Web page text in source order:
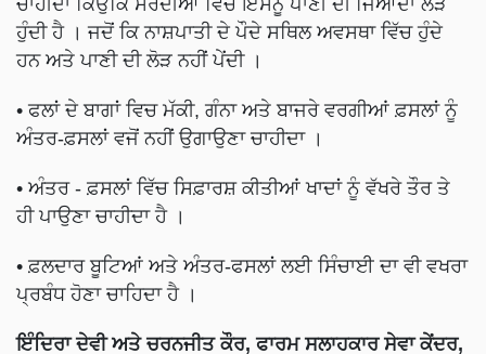
ਚਾਹੀਦਾ ਕਿਉਂਕਿ ਸਰਦੀਆਂ ਵਿੱਚ ਇਸਨੂ ਪਾਣੀ ਦੀ ਜਿਆਦਾ ਲੋੜ
ਹੁੰਦੀ ਹੈ । ਜਦੋਂ ਕਿ ਨਾਸ਼ਪਾਤੀ ਦੇ ਪੌਦੇ ਸਥਿਲ ਅਵਸਥਾ ਵਿੱਚ ਹੁੰਦੇ
ਹਨ ਅਤੇ ਪਾਣੀ ਦੀ ਲੋੜ ਨਹੀਂ ਪੇਂਦੀ ।
• ਫਲਾਂ ਦੇ ਬਾਗਾਂ ਵਿਚ ਮੱਕੀ, ਗੰਨਾ ਅਤੇ ਬਾਜਰੇ ਵਰਗੀਆਂ ਫ਼ਸਲਾਂ ਨੂੰ
ਅੰਤਰ-ਫ਼ਸਲਾਂ ਵਜੋਂ ਨਹੀਂ ਉਗਾਉਣਾ ਚਾਹੀਦਾ ।
• ਅੰਤਰ - ਫ਼ਸਲਾਂ ਵਿੱਚ ਸਿਫ਼ਾਰਸ਼ ਕੀਤੀਆਂ ਖਾਦਾਂ ਨੂੰ ਵੱਖਰੇ ਤੌਰ ਤੇ
ਹੀ ਪਾਉਣਾ ਚਾਹੀਦਾ ਹੈ ।
• ਫ਼ਲਦਾਰ ਬੂਟਿਆਂ ਅਤੇ ਅੰਤਰ-ਫਸਲਾਂ ਲਈ ਸਿੰਚਾਈ ਦਾ ਵੀ ਵਖਰਾ
ਪ੍ਰਬੰਧ ਹੋਣਾ ਚਾਹਿਦਾ ਹੈ ।
ਇੰਦਿਰਾ ਦੇਵੀ ਅਤੇ ਚਰਨਜੀਤ ਕੌਰ, ਫਾਰਮ ਸਲਾਹਕਾਰ ਸੇਵਾ ਕੇਂਦਰ,